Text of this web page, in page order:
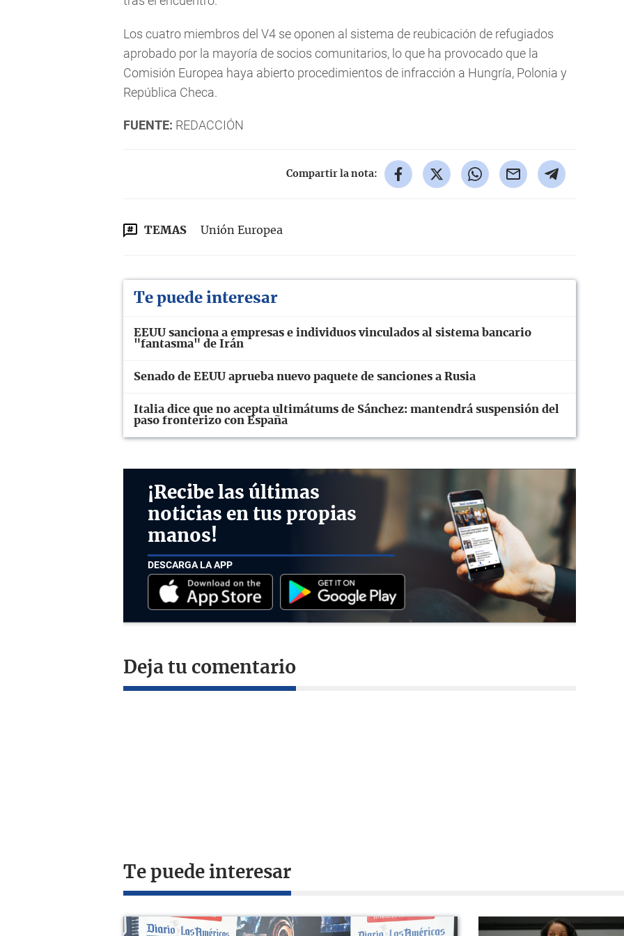
Los cuatro miembros del V4 se oponen al sistema de reubicación de refugiados
aprobado por la mayoría de socios comunitarios, lo que ha provocado que la
Comisión Europea haya abierto procedimientos de infracción a Hungría, Polonia y
República Checa.
FUENTE: REDACCIÓN
Compartir la nota:
TEMAS Unión Europea
Te puede interesar
EEUU sanciona a empresas e individuos vinculados al sistema bancario
"fantasma" de Irán
Senado de EEUU aprueba nuevo paquete de sanciones a Rusia
Italia dice que no acepta ultimátums de Sánchez: mantendrá suspensión del
paso fronterizo con España
¡Recibe las últimas
noticias en tus propias
manos!
DESCARGA LA APP
Deja tu comentario
Te puede interesar